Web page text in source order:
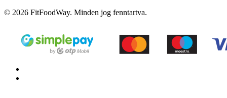
© 2026 FitFoodWay. Minden jog fenntartva.